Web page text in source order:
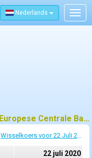
Nederlands
Referentiewisselkoersen van de Europese Centrale Bank (ECB) voor 22 juli 2020
Wisselkoers voor 22 Juli 2020
22 juli 2020